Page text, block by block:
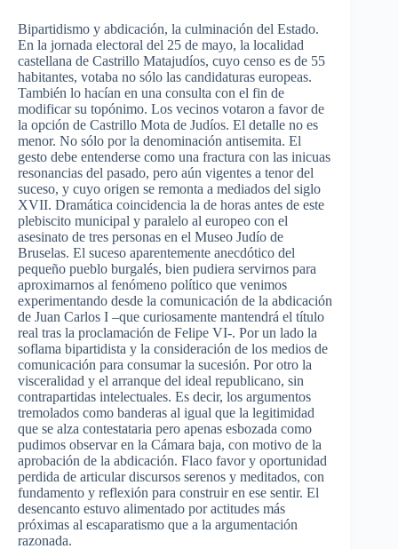
Bipartidismo y abdicación, la culminación del Estado.
En la jornada electoral del 25 de mayo, la localidad
castellana de Castrillo Matajudíos, cuyo censo es de 55
habitantes, votaba no sólo las candidaturas europeas.
También lo hacían en una consulta con el fin de
modificar su topónimo. Los vecinos votaron a favor de
la opción de Castrillo Mota de Judíos. El detalle no es
menor. No sólo por la denominación antisemita. El
gesto debe entenderse como una fractura con las inicuas
resonancias del pasado, pero aún vigentes a tenor del
suceso, y cuyo origen se remonta a mediados del siglo
XVII. Dramática coincidencia la de horas antes de este
plebiscito municipal y paralelo al europeo con el
asesinato de tres personas en el Museo Judío de
Bruselas. El suceso aparentemente anecdótico del
pequeño pueblo burgalés, bien pudiera servirnos para
aproximarnos al fenómeno político que venimos
experimentando desde la comunicación de la abdicación
de Juan Carlos I –que curiosamente mantendrá el título
real tras la proclamación de Felipe VI-. Por un lado la
soflama bipartidista y la consideración de los medios de
comunicación para consumar la sucesión. Por otro la
visceralidad y el arranque del ideal republicano, sin
contrapartidas intelectuales. Es decir, los argumentos
tremolados como banderas al igual que la legitimidad
que se alza contestataria pero apenas esbozada como
pudimos observar en la Cámara baja, con motivo de la
aprobación de la abdicación. Flaco favor y oportunidad
perdida de articular discursos serenos y meditados, con
fundamento y reflexión para construir en ese sentir. El
desencanto estuvo alimentado por actitudes más
próximas al escaparatismo que a la argumentación
razonada.